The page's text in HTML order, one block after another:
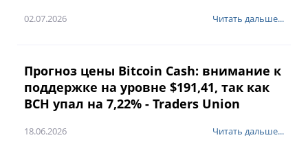
02.07.2026 Читать дальше...
Прогноз цены Bitcoin Cash: внимание к
поддержке на уровне $191,41, так как
BCH упал на 7,22% - Traders Union
18.06.2026 Читать дальше...